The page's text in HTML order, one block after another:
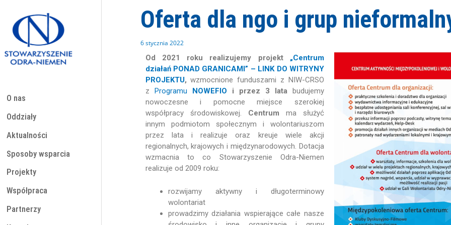
treści
O nas
Oddziały
Aktualności
Sposoby wsparcia
Projekty
Współpraca
Partnerzy
Oferta dla ngo i grup
6 stycznia 2022
Od 2021 roku realizujemy projekt „Centrum
działań PONAD GRANICAMI” – LINK DO WITRYNY
PROJEKTU, wzmocnione funduszami z NIW-CRSO
z Programu NOWEFIO i przez 3 latabudujemy
nowoczesne i pomocne miejsce szerokiej
współpracy środowiskowej. Centrum ma służyć
innym podmiotom społecznym i wolontariuszom
przez lata i realizuje oraz kreuje wiele akcji
regionalnych, krajowych i międzynarodowych. Dotacja
wzmacnia to co Stowarzyszenie Odra-Niemen
realizuje od 2009 roku:
rozwijamy aktywny i długoterminowy
wolontariat
prowadzimy działania wspierające całe nasze